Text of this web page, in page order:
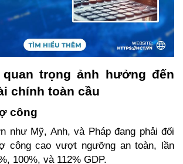
trọng ảnh hưởng đến
chính toàn cầu
công
như Mỹ, Anh, và Pháp đang phải đối
công cao vượt ngưỡng an toàn, lần
100%, và 112% GDP.